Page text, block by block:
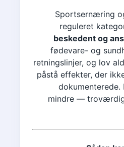
Sportsernæring
reguleret
beskedent og
fødevare- og
retningslinjer, og lov
påstå effekter, der
mindre —